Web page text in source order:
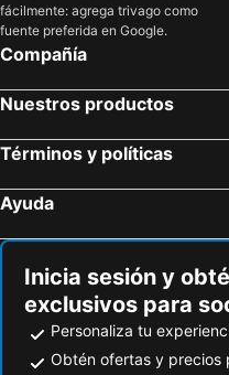
Hoteles en Somerset West
Hoteles en Centurion
Hoteles en Hoedspruit
Hoteles en Rustenburg
fácilmente: agrega trivago como
fuente preferida en Google.
Compañía
Nuestros productos
Términos y políticas
Ayuda
Inicia sesión y
exclusivos para
Personaliza tu
Obtén ofertas y precios